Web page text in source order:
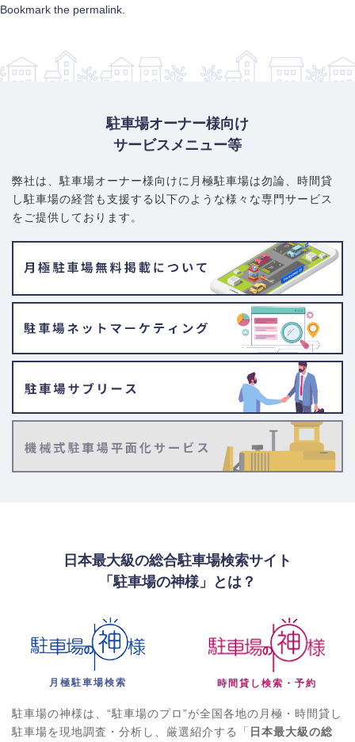
Bookmark the permalink
駐車場オーナー様向け
サービスメニュー等
弊社は、駐車場オーナー様向けに月極駐車場は勿論、 時間貸
し駐車場の経営も支援する以下のような様々な専門サービス
をご提供しております。
日本最大級の総合駐車場検索サイト
「駐車場の神様」とは？
月極駐車場検索 時間貸し検索・予約
駐車場の神様は、“駐車場のプロ”が全国各地の月極・時間貸し
駐車場を現地調査・分析し、厳選紹介する「 日本最大級の総